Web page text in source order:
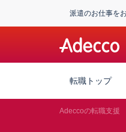
派遣のお仕事を
転職トップ
Adeccoの転職支援